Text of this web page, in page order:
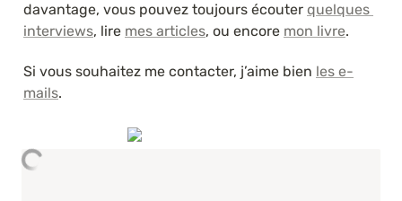
davantage, vous pouvez toujours écouter quelques
interviews, lire mes articles, ou encore mon livre.
Si vous souhaitez me contacter, j’aime bien les e-
mails.